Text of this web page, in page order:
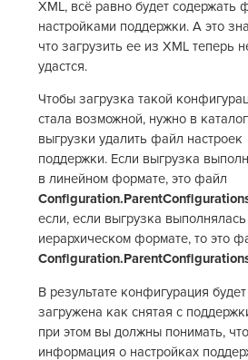
XML, всё равно будет содержать
настройками поддержки. А это
что загрузить ее из XML теперь
удастся.
Чтобы загрузка такой
стала возможной, нужно в
выгрузки удалить файл настроек
поддержки. Если выгрузка
в линейном формате, это файл
если, если выгрузка выполнялась
иерархическом формате, то это
В результате конфигурация будет
загружена как снятая с
при этом вы должны понимать,
информация о настройках